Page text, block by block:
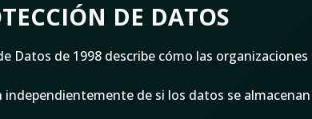
DE DATOS
Datos de 1998 describe cómo las
independientemente de si los datos se